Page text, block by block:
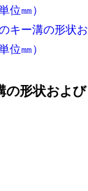
位㎜）
キー溝の形状お
位㎜）
の形状および